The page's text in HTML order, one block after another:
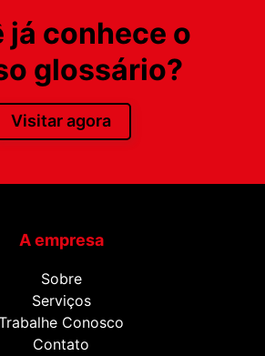
já conhece o
glossário?
Visitar agora
A empresa
Sobre
Serviços
Conosco
Contato